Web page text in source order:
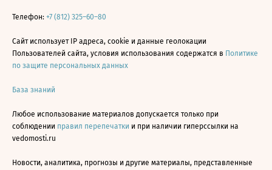
Телефон: +7 (812) 325–60–80
Сайт использует IP адреса, cookie и данные геолокации
Пользователей сайта, условия использования содержатся в Политике
по защите персональных данных
База знаний
Любое использование материалов допускается только при
соблюдении правил перепечатки и при наличии гиперссылки на
vedomosti.ru
Новости, аналитика, прогнозы и другие материалы, представленные